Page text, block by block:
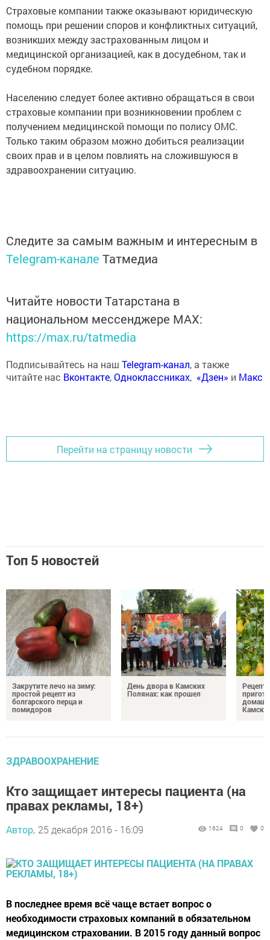
Страховые компании также оказывают юридическую
помощь при решении споров и конфликтных ситуаций,
возникших между застрахованным лицом и
медицинской организацией, как в досудебном, так и
судебном порядке.
Населению следует более активно обращаться в свои
страховые компании при возникновении проблем с
получением медицинской помощи по полису ОМС.
Только таким образом можно добиться реализации
своих прав и в целом повлиять на сложившуюся в
здравоохранении ситуацию.
Следите за самым важным и интересным в
Telegram-канале Татмедиа
Читайте новости Татарстана в
национальном мессенджере MАХ:
https://max.ru/tatmedia
Подписывайтесь на наш Telegram-канал, а также
читайте нас Вконтакте,Одноклассниках, «Дзен» и Макс
Перейти на страницу новости
Топ 5 новостей
Закрутите лечо на зиму:
простой рецепт из
болгарского перца и
помидоров
День двора в Камских
Полянах: как прошел
ЗДРАВООХРАНЕНИЕ
Кто защищает интересы пациента (на
правах рекламы, 18+)
Автор, 25 декабря 2016 - 16:09 1624 0 0
В последнее время всё чаще встает вопрос о
необходимости страховых компаний в обязательном
медицинском страховании. В 2015 году данный вопрос